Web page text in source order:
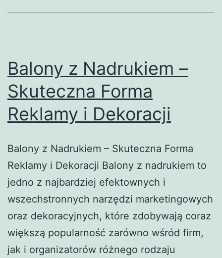
Reklamy
Balony z Nadrukiem –
Skuteczna Forma
Reklamy i Dekoracji
Balony z Nadrukiem – Skuteczna Forma
Reklamy i Dekoracji Balony z nadrukiem to
jedno z najbardziej efektownych i
wszechstronnych narzędzi marketingowych
oraz dekoracyjnych, które zdobywają coraz
większą popularność zarówno wśród firm,
jak i organizatorów różnego rodzaju